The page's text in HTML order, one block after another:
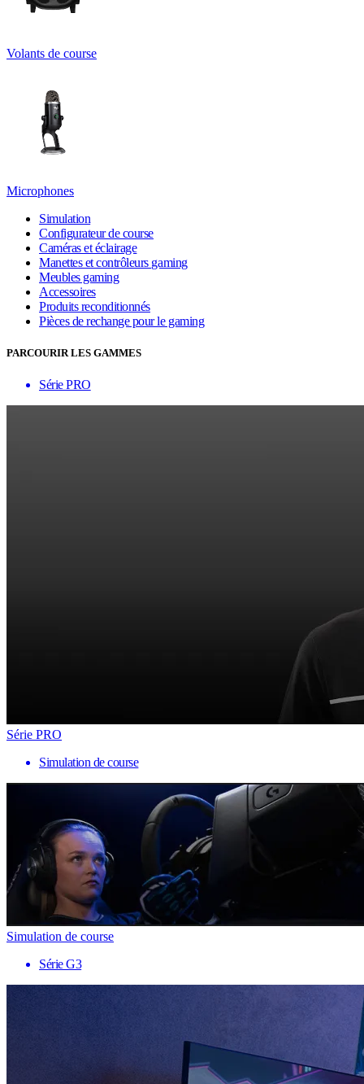
Volants de course
Microphones
Simulation
Configurateur de course
Caméras et éclairage
Manettes et contrôleurs gaming
Meubles gaming
Accessoires
Produits reconditionnés
Pièces de rechange pour le gaming
PARCOURIR LES GAMMES
Série PRO
Série PRO
Simulation de course
Simulation de course
Série G3